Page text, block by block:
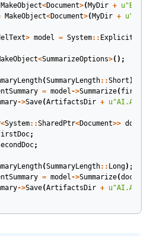
MakeObject<Document>( MyDir + u"Big
MakeObject<Document>( MyDir + u
> model = System::
<SummarizeOptions>();
(SummaryLength::Short );
= model->Summarize(
->Save(ArtifactsDir + u
<System::SharedPtr<Document>>
;
;
(SummaryLength:: Long);
= model->Summarize(
->Save(ArtifactsDir + u